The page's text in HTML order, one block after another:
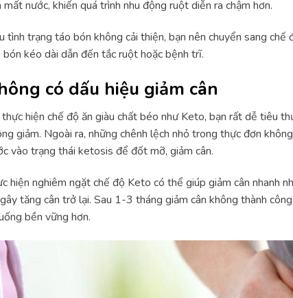
mất nước, khiến quá trình nhu động ruột diễn ra chậm hơn.
tình trạng táo bón không cải thiện, bạn nên chuyển sang
kéo dài dẫn đến tắc ruột hoặc bệnh trĩ.
có dấu hiệu giảm cân
thực hiện chế độ ăn giàu chất béo như Keto, bạn rất dễ tiêu
giảm. Ngoài ra, những chênh lệch nhỏ trong thực đơn
vào trạng thái ketosis để đốt mỡ, giảm cân.
hiện nghiêm ngặt chế độ Keto có thể giúp giảm cân nhanh
tăng cân trở lại. Sau 1-3 tháng giảm cân không thành
bền vững hơn.